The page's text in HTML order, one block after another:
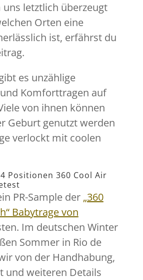
uns letztlich überzeugt
Orten eine
ist, erfährst du
es unzählige
Komforttragen auf
von ihnen können
Geburt genutzt werden
verlockt mit coolen
Positionen 360 Cool Air
PR-Sample der „360
Babytrage von
Im deutschen Winter
Sommer in Rio de
von der Handhabung,
und weiteren Details